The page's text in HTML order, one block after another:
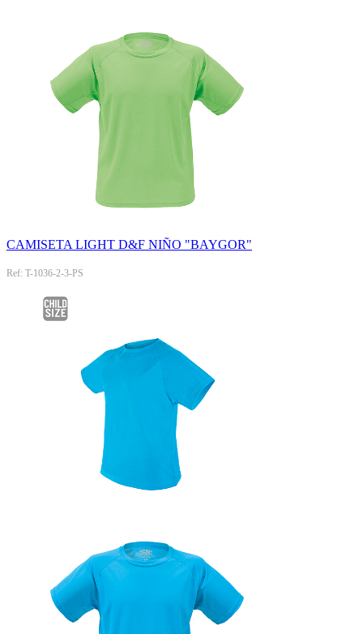
CAMISETA LIGHT D&F NIÑO "BAYGOR"
Ref: T-1036-2-3-PS